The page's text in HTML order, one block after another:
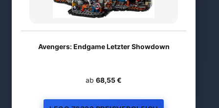
Avengers: Endgame Letzter Showdown
ab 68,55 €